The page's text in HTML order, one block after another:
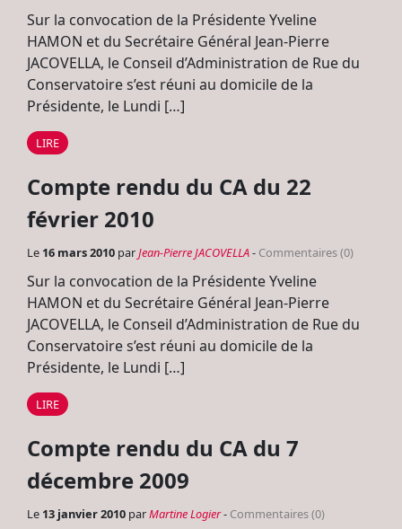
Sur la convocation de la Présidente Yveline
HAMON et du Secrétaire Général Jean-Pierre
JACOVELLA, le Conseil d’Administration de Rue du
Conservatoire s’est réuni au domicile de la
Présidente, le Lundi […]
LIRE
Compte rendu du CA du 22
février 2010
Le 16 mars 2010 parJean-Pierre JACOVELLA- Commentaires (0)
Sur la convocation de la Présidente Yveline
HAMON et du Secrétaire Général Jean-Pierre
JACOVELLA, le Conseil d’Administration de Rue du
Conservatoire s’est réuni au domicile de la
Présidente, le Lundi […]
LIRE
Compte rendu du CA du 7
décembre 2009
Le 13 janvier 2010 parMartine Logier- Commentaires (0)